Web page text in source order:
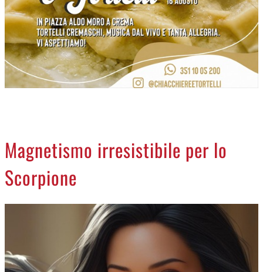
NECROLOGI
ACCEDI
Magnetismo irresistibile per lo
Scorpione